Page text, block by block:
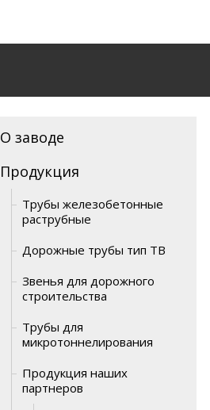
О заводе
Продукция
Трубы железобетонные
раструбные
Дорожные трубы тип ТВ
Звенья для дорожного
строительства
Трубы для
микротоннелирования
Продукция наших
партнеров